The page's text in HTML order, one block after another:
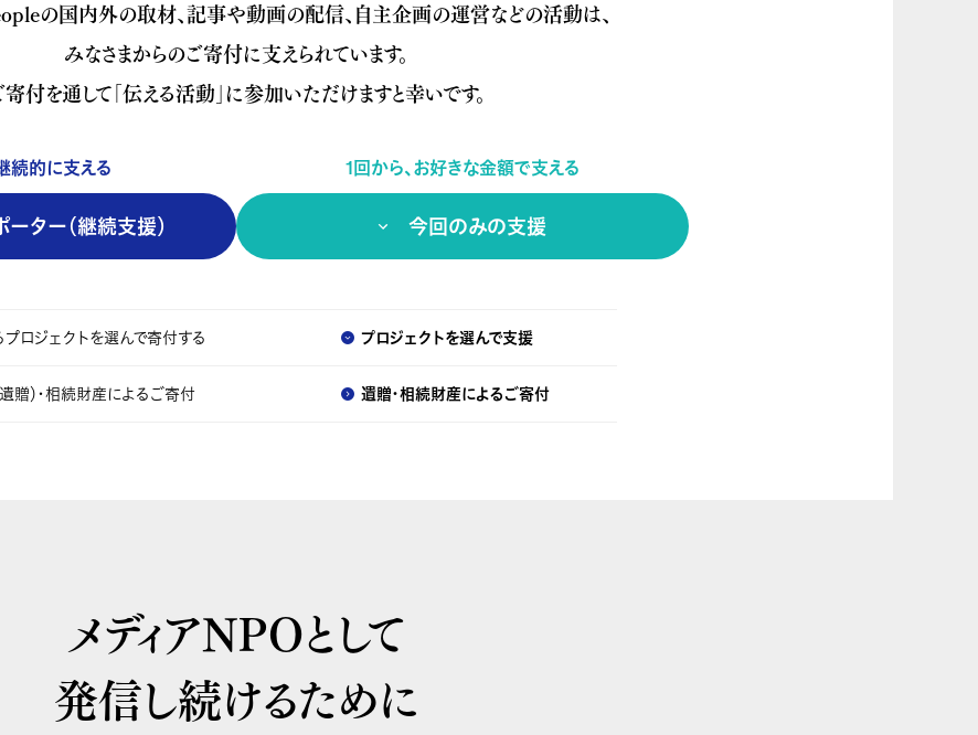
の国内外の取材、記事や動画の配信、自主企画の運営などの活動は、
みなさまからのご寄付に支えられています。
寄付を通して「伝える活動」に参加いただけますと幸いです。
続的に支える
ター（継続支援）
1回から、お好きな金額で支える
今回のみの支援
ロジェクトを選んで寄付する プロジェクトを選んで支援
贈）・相続財産によるご寄付 遺贈・相続財産によるご寄付
メディアNPOとして
発信し続けるために